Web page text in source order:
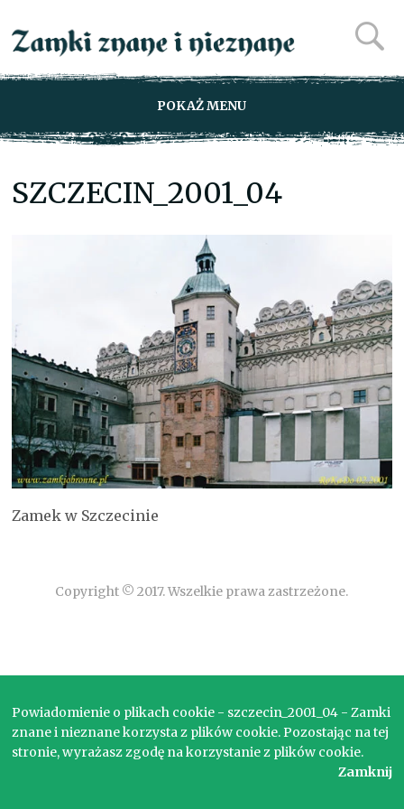
POKAŻ MENU
SZCZECIN_2001_04
Zamek w Szczecinie
Copyright © 2017. Wszelkie prawa zastrzeżone.
Powiadomienie o plikach cookie - szczecin_2001_04 - Zamki
znane i nieznane korzysta z plików cookie. Pozostając na tej
stronie, wyrażasz zgodę na korzystanie z plików cookie.
Zamknij